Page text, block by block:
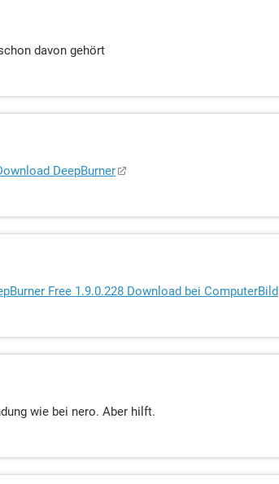
davon gehört
DeepBurner
Free 1.9.0.228 Download bei ComputerBild
wie bei nero. Aber hilft.